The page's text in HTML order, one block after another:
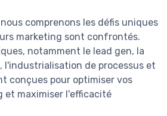
comprenons les défis uniques
marketing sont confrontés.
notamment le lead gen, la
l'industrialisation de processus et
conçues pour optimiser vos
et maximiser l'efficacité